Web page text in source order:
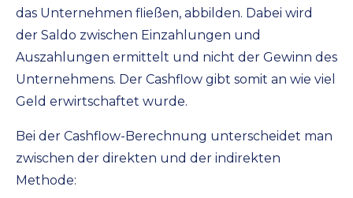
das Unternehmen fließen, abbilden. Dabei wird
der Saldo zwischen Einzahlungen und
Auszahlungen ermittelt und nicht der Gewinn des
Unternehmens. Der Cashflow gibt somit an wie viel
Geld erwirtschaftet wurde.
Bei der Cashflow-Berechnung unterscheidet man
zwischen der direkten und der indirekten
Methode: